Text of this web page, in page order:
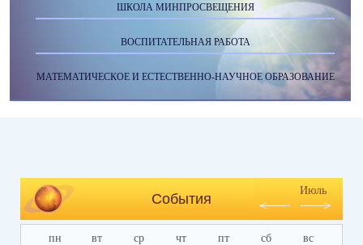
ШКОЛА МИНПРОСВЕЩЕНИЯ
ВОСПИТАТЕЛЬНАЯ РАБОТА
МАТЕМАТИЧЕСКОЕ И ЕСТЕСТВЕННО-НАУЧНОЕ ОБРАЗОВАНИЕ
События
Июль
пн вт ср чт пт сб вс